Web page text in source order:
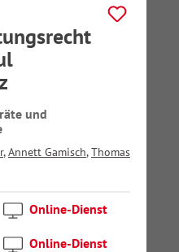
und
,Annett Gamisch,Thomas
Online-Dienst
Online-Dienst